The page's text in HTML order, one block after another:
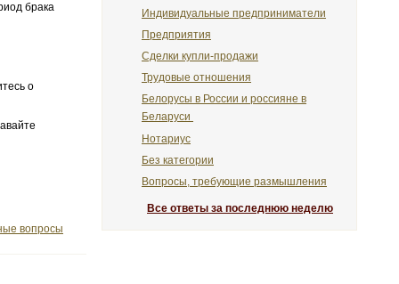
брака
о
вопросы
Индивидуальные предприниматели
Предприятия
Сделки купли-продажи
Трудовые отношения
Белорусы в России и россияне в
Беларуси
Нотариус
Без категории
Вопросы, требующие размышления
Все ответы за последнюю неделю